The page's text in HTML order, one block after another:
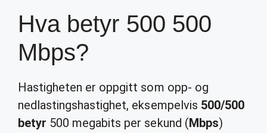
Hva betyr 500 500
Mbps?
Hastigheten er oppgitt som opp- og
nedlastingshastighet, eksempelvis 500/500
betyr 500 megabits per sekund (Mbps)